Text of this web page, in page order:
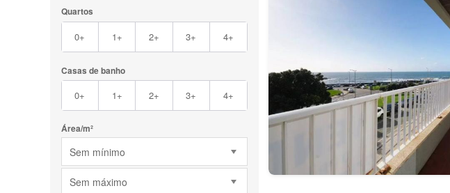
Quartos
0+ 1+ 2+ 3+ 4+
Casas de banho
0+ 1+ 2+ 3+ 4+
Área/m²
Sem mínimo
Sem máximo